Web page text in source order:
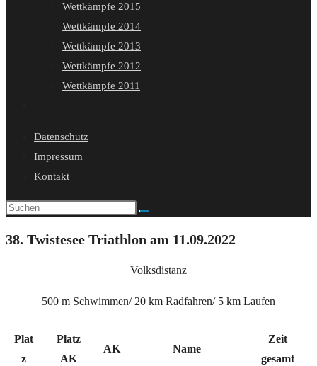
Wettkämpfe 2015
Wettkämpfe 2014
Wettkämpfe 2013
Wettkämpfe 2012
Wettkämpfe 2011
umschalten
Datenschutz
Impressum
Kontakt
38. Twistesee Triathlon am 11.09.2022
Volksdistanz
500 m Schwimmen/ 20 km Radfahren/ 5 km Laufen
Plat
z
Platz
AK
AK Name
Zeit
gesamt